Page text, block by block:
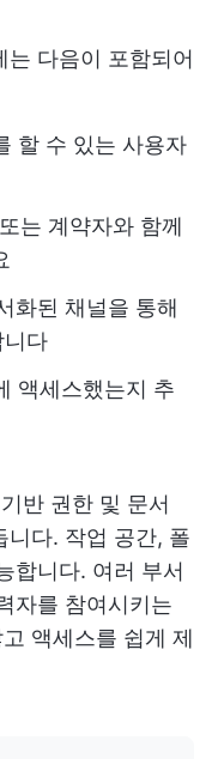
다음이 포함되어
할 수 있는 사용자
는 계약자와 함께
화된 채널을 통해
니다
액세스했는지 추
반 권한 및 문서
니다. 작업 공간, 폴
합니다. 여러 부서
자를 참여시키는
액세스를 쉽게 제